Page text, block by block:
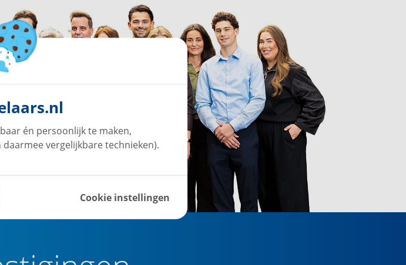
én persoonlijk te maken,
vergelijkbare technieken).
Cookie instellingen